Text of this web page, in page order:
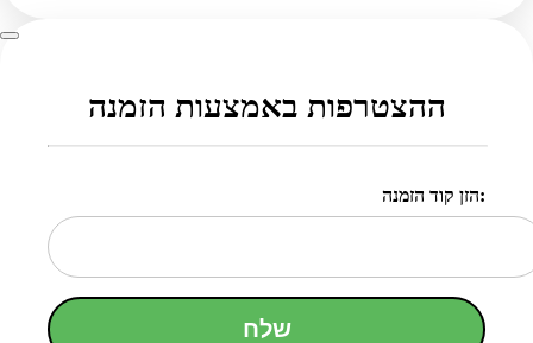
ההצטרפות באמצעות הזמנה
הזן קוד הזמנה:
שלח